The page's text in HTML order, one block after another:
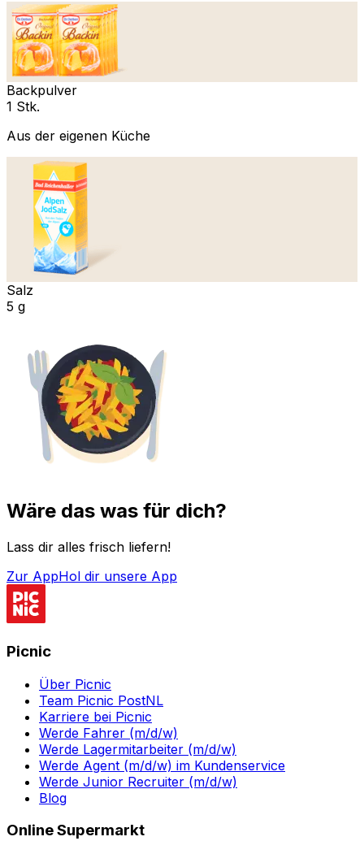
Backpulver
1 Stk.
Aus der eigenen Küche
Salz
5 g
Wäre das was für dich?
Lass dir alles frisch liefern!
Zur AppHol dir unsere App
Picnic
Über Picnic
Team Picnic PostNL
Karriere bei Picnic
Werde Fahrer (m/d/w)
Werde Lagermitarbeiter (m/d/w)
Werde Agent (m/d/w) im Kundenservice
Werde Junior Recruiter (m/d/w)
Blog
Online Supermarkt